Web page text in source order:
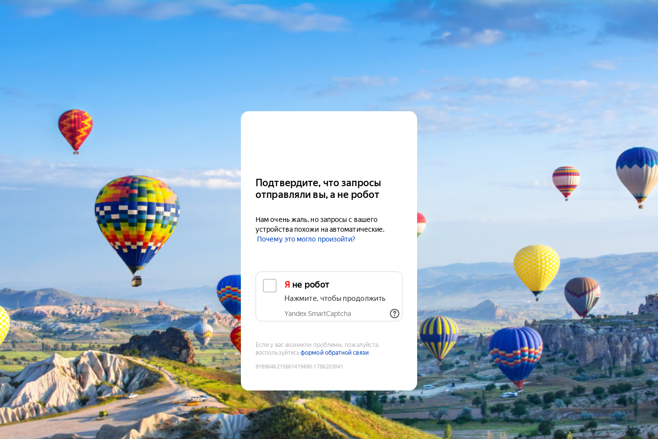
Подтвердите, что запросы
отправляли вы, а не робот
Нам очень жаль, но запросы с вашего
устройства похожи на автоматические.
Почему это могло произойти?
Я не робот
Нажмите, чтобы продолжить
Yandex SmartCaptcha
Если у вас возникли проблемы, пожалуйста,
воспользуйтесьформой обратной связи
9189646215661419490:1786203841